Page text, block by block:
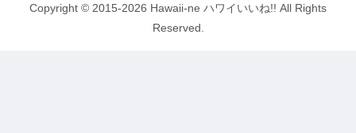
Copyright © 2015-2026 Hawaii-ne ハワイいいね!! All Rights
Reserved.